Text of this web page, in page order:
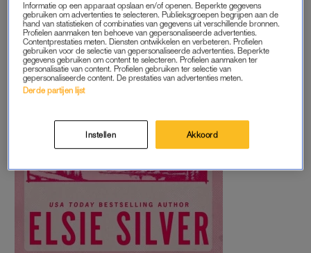
Informatie op een apparaat opslaan en/of openen. Beperkte gegevens
gebruiken om advertenties te selecteren. Publieksgroepen begrijpen aan de
hand van statistieken of combinaties van gegevens uit verschillende bronnen.
Profielen aanmaken ten behoeve van gepersonaliseerde advertenties.
Contentprestaties meten. Diensten ontwikkelen en verbeteren. Profielen
gebruiken voor de selectie van gepersonaliseerde advertenties. Beperkte
gegevens gebruiken om content te selecteren. Profielen aanmaken ter
personalisatie van content. Profielen gebruiken ter selectie van
gepersonaliseerde content. De prestaties van advertenties meten.
Derde partijen lijst
Instellen Akkoord